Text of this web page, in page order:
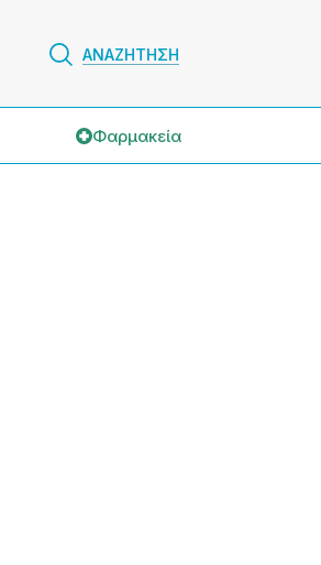
ΑΝΑΖΗΤΗΣΗ
Φαρμακεία